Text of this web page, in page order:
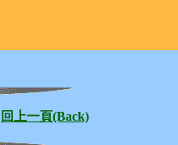
回上一頁(Back)